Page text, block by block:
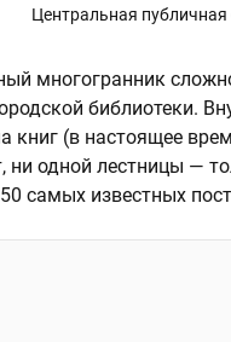
Центральная
многогранник
библиотеки.
книг (в настоящее
ни одной лестницы —
самых известных